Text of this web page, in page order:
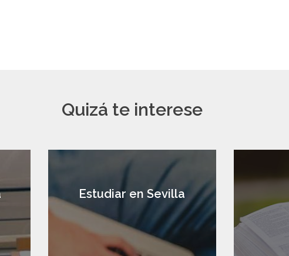
Quizá te interese
Estudiar en Sevilla